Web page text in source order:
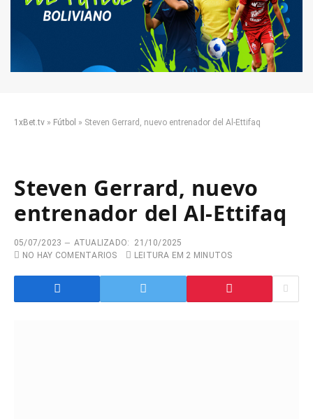
1xBet.tv » Fútbol » Steven Gerrard, nuevo entrenador del Al-Ettifaq
Steven Gerrard, nuevo
entrenador del Al-Ettifaq
05/07/2023 ATUALIZADO:
21/10/2025
NO HAY COMENTARIOS
LEITURA EM 2 MINUTOS